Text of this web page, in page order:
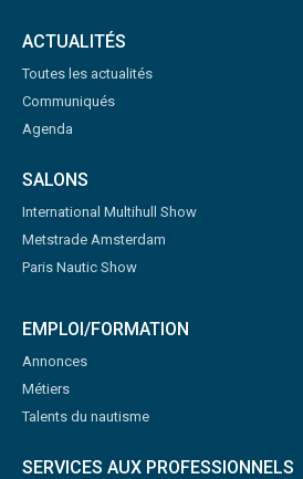
ACTUALITÉS
Toutes les actualités
Communiqués
Agenda
SALONS
International Multihull Show
Metstrade Amsterdam
Paris Nautic Show
EMPLOI/FORMATION
Annonces
Métiers
Talents du nautisme
SERVICES AUX PROFESSIONNELS